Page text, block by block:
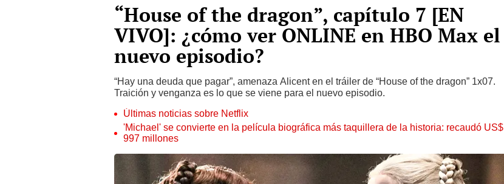
“House of the dragon”, capítulo 7 [EN
VIVO]: ¿cómo ver ONLINE en HBO Max el
nuevo episodio?
“Hay una deuda que pagar”, amenaza Alicent en el tráiler de “House of the dragon” 1x07.
Traición y venganza es lo que se viene para el nuevo episodio.
Últimas noticias sobre Netflix
'Michael' se convierte en la película biográfica más taquillera de la historia: recaudó US$
997 millones